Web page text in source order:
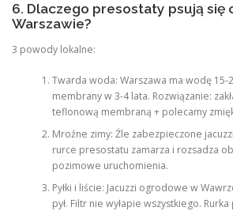
6. Dlaczego presostaty psują się
Warszawie?
3 powody lokalne:
Twarda woda: Warszawa ma wodę 15-
membrany w 3-4 lata. Rozwiązanie:
teflonową membraną + polecamy
Mroźne zimy: Źle zabezpieczone
rurce presostatu zamarza i rozsadza
pozimowe uruchomienia.
Pyłki i liście: Jacuzzi ogrodowe w
pył. Filtr nie wyłapie wszystkiego.